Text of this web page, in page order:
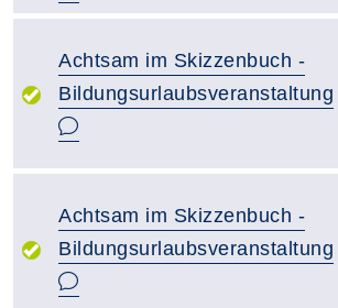
Achtsam im Skizzenbuch -
Bildungsurlaubsveranstaltung
Achtsam im Skizzenbuch -
Bildungsurlaubsveranstaltung